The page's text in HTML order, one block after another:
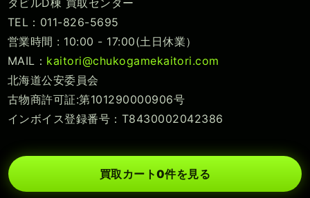
タビルD棟 買取センター
TEL：011-826-5695
営業時間 : 10:00 - 17:00(土日休業）
MAIL： kaitori@chukogamekaitori.com
北海道公安委員会
古物商許可証:第101290000906号
インボイス登録番号：T8430002042386
買取カート0件を見る